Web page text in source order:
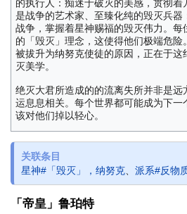
的执行人：痴迷于破灭的美感，贯彻
是战争的艺术家、至臻化纯的毁灭兵器
战争，掌握着星神赐福的毁灭伟力。每
的「毁灭」理念，这使得他们极端危
被拔升为纳努克使徒的原因，正在于这
灭美学。
绝灭大君所造成的的流离失所并非是远
运息息相关。每个世界都可能成为下一
该对他们掉以轻心。
关联条目
星神#「毁灭」，纳努克、 派系#反物
「帝皇」鲁珀特